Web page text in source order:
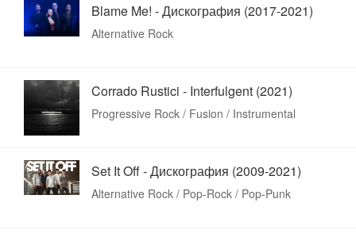
Blame Me! - Дискография (2017-2021)
Alternative Rock
Corrado Rustici - Interfulgent (2021)
Progressive Rock / Fusion / Instrumental
Set It Off - Дискография (2009-2021)
Alternative Rock / Pop-Rock / Pop-Punk